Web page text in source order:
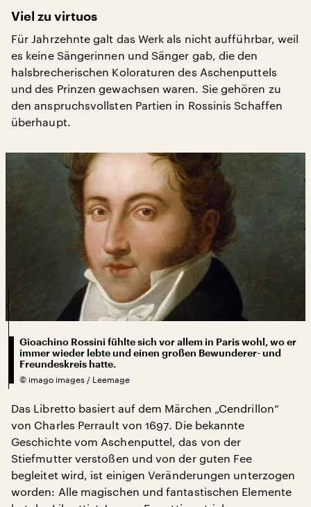
Viel zu virtuos
Für Jahrzehnte galt das Werk als nicht aufführbar, weil
es keine Sängerinnen und Sänger gab, die den
halsbrecherischen Koloraturen des Aschenputtels
und des Prinzen gewachsen waren. Sie gehören zu
den anspruchsvollsten Partien in Rossinis Schaffen
überhaupt.
Gioachino Rossini fühlte sich vor allem in Paris wohl, wo er
immer wieder lebte und einen großen Bewunderer- und
Freundeskreis hatte.
© imago images / Leemage
Das Libretto basiert auf dem Märchen „Cendrillon“
von Charles Perrault von 1697. Die bekannte
Geschichte vom Aschenputtel, das von der
Stiefmutter verstoßen und von der guten Fee
begleitet wird, ist einigen Veränderungen unterzogen
worden: Alle magischen und fantastischen Elemente